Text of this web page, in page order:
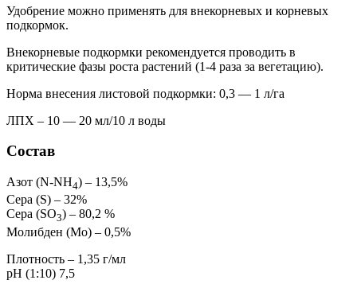
Удобрение можно применять для внекорневых и корневых
подкормок.
Внекорневые подкормки рекомендуется проводить в
критические фазы роста растений (1-4 раза за вегетацию).
Норма внесения листовой подкормки: 0,3 — 1 л/га
ЛПХ – 10 — 20 мл/10 л воды
Состав
Азот (N-NH4) – 13,5%
Сера (S) – 32%
Сера (SO3) – 80,2 %
Молибден (Mo) – 0,5%
Плотность – 1,35 г/мл
pH (1:10) 7,5